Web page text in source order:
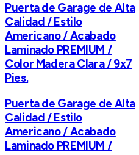
Puerta de Garage de Alta
Calidad / Estilo
Americano / Acabado
Laminado PREMIUM /
Color Madera Clara / 9x7
Pies.
Puerta de Garage de Alta
Calidad / Estilo
Americano / Acabado
Laminado PREMIUM /